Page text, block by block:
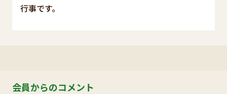
行事です。
会員からのコメント